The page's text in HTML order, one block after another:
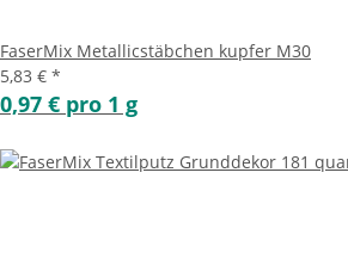
FaserMix Metallicstäbchen kupfer M30
5,83 € *
0,97 € pro 1 g